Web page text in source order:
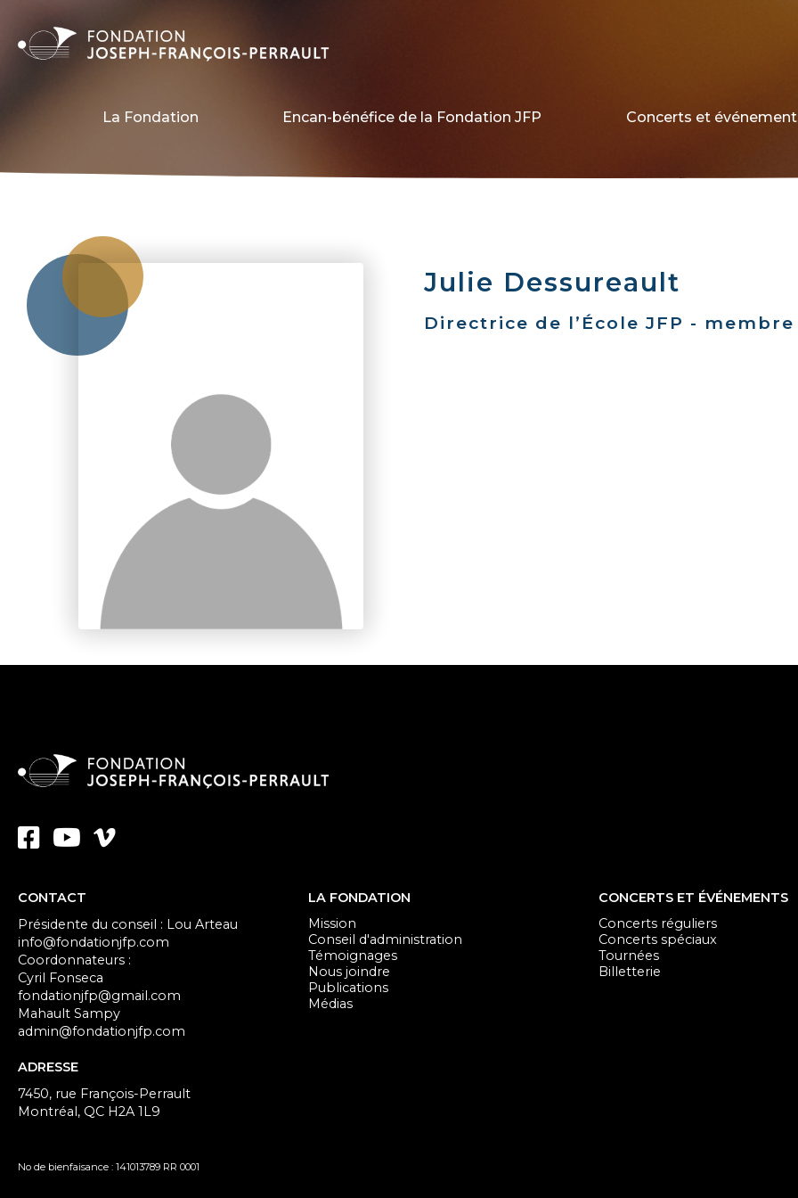
La Fondation Encan-bénéfice de la Fondation JFP Concerts et
Julie Dessureault
Directrice de l’École JFP -
CONTACT
Présidente du conseil : Lou Arteau
info@fondationjfp.com
Coordonnateurs :
Cyril Fonseca
fondationjfp@gmail.com
Mahault Sampy
admin@fondationjfp.com
ADRESSE
7450, rue François-Perrault
Montréal, QC H2A 1L9
No de bienfaisance : 141013789 RR 0001
LA FONDATION
Mission
Conseil d'administration
Témoignages
Nous joindre
Publications
Médias
CONCERTS ET ÉVÉNEMENTS
Concerts réguliers
Concerts spéciaux
Tournées
Billetterie